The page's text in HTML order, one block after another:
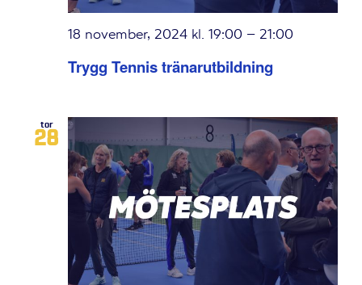
Trygg Tennis tränarutbildning
18 november, 2024 kl. 19:00 – 21:00
tor
28